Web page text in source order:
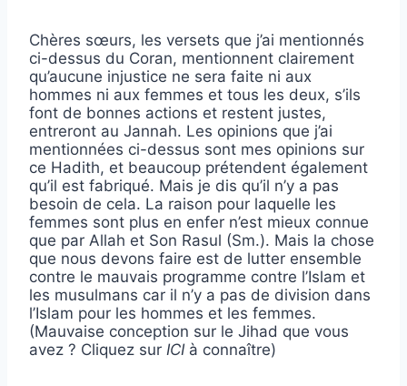
Chères sœurs, les versets que j’ai mentionnés
ci-dessus du Coran, mentionnent clairement
qu’aucune injustice ne sera faite ni aux
hommes ni aux femmes et tous les deux, s’ils
font de bonnes actions et restent justes,
entreront au Jannah. Les opinions que j’ai
mentionnées ci-dessus sont mes opinions sur
ce Hadith, et beaucoup prétendent également
qu’il est fabriqué. Mais je dis qu’il n’y a pas
besoin de cela. La raison pour laquelle les
femmes sont plus en enfer n’est mieux connue
que par Allah et Son Rasul (Sm.). Mais la chose
que nous devons faire est de lutter ensemble
contre le mauvais programme contre l’Islam et
les musulmans car il n’y a pas de division dans
l’Islam pour les hommes et les femmes.
(Mauvaise conception sur le Jihad que vous
avez ? Cliquez sur ICIà connaître)